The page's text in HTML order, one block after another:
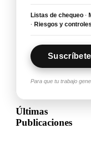
Listas de chequeo ·
· Riesgos y
Para que tu trabajo
Últimas
Publicaciones